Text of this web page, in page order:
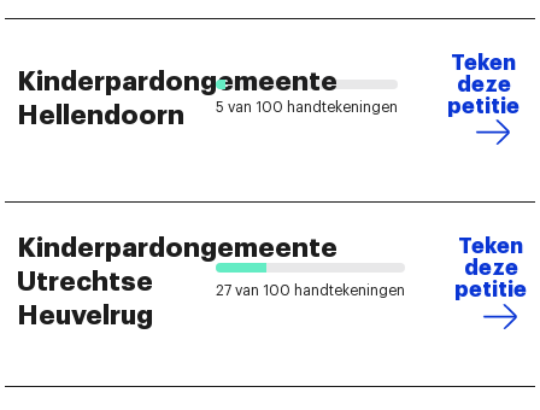
Kinderpardongemeente
Hellendoorn
5 van 100 handtekeningen
Teken
deze
petitie
Kinderpardongemeente
Utrechtse
Heuvelrug
27 van 100 handtekeningen
Teken
deze
petitie